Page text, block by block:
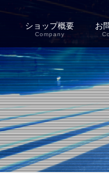
ショップ概要
Company
お